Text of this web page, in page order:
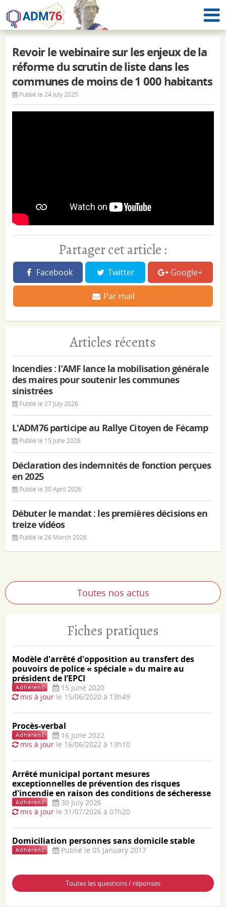
Toutes nos actus
Fiches pratiques
Modèle d'arrêté d'opposition au transfert des
pouvoirs de police « spéciale » du maire au
président de l’EPCI
Adhérent
15 June 2020
mis à jourle 15/06/2020 à 13h49
Procès-verbal
Adhérent
16 June 2022
mis à jourle 16/06/2022 à 13h10
Arrêté municipal portant mesures
exceptionnelles de prévention des risques
d'incendie en raison des conditions de sécheresse
Adhérent
30 July 2026
mis à jourle 31/07/2026 à 07h20
Domiciliation personnes sans domicile stable
Adhérent Publié le 05 January 2017
Toutes les questions / réponses
Revoir le webinaire sur les enjeux de la
réforme du scrutin de liste dans les
communes de moins de 1 000 habitants
Publié le 24 July 2025
Partager cet article :
Facebook Twitter Google+
Par mail
Articles récents
Incendies : l’AMF lance la mobilisation générale
des maires pour soutenir les communes
sinistrées
Publié le 27 July 2026
L'ADM76 participe au Rallye Citoyen de Fécamp
Publié le 15 June 2026
Déclaration des indemnités de fonction perçues
en 2025
Publié le 30 April 2026
Débuter le mandat : les premières décisions en
treize vidéos
Publié le 26 March 2026